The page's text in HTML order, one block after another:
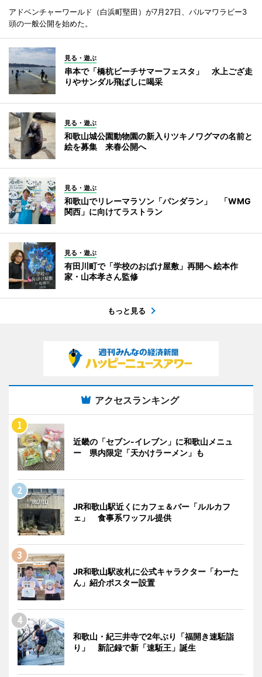
アドベンチャーワールド（白浜町堅田）が7月27日、パルマワラビー3
頭の一般公開を始めた。
見る・遊ぶ
串本で「橋杭ビーチサマーフェスタ」 水上ござ走
りやサンダル飛ばしに喝采
見る・遊ぶ
和歌山城公園動物園の新入りツキノワグマの名前と
絵を募集 来春公開へ
見る・遊ぶ
和歌山でリレーマラソン「パンダラン」 「WMG
関西」に向けてラストラン
見る・遊ぶ
有田川町で「学校のおばけ屋敷」再開へ 絵本作
家・山本孝さん監修
もっと見る
アクセスランキング
近畿の「セブン-イレブン」に和歌山メニュ
ー 県内限定「天かけラーメン」も
JR和歌山駅近くにカフェ＆バー「ルルカフ
ェ」 食事系ワッフル提供
JR和歌山駅改札に公式キャラクター「わーた
ん」紹介ポスター設置
和歌山・紀三井寺で2年ぶり「福開き速駈詣
り」 新記録で新「速駈王」誕生